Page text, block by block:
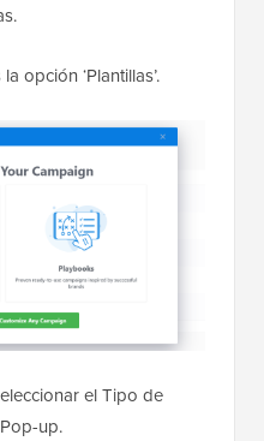
opción ‘Plantillas’.
el Tipo de
up.